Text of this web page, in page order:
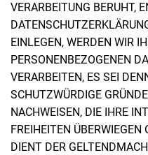
VERARBEITUNG BERUHT,
EINLEGEN, WERDEN WIR
PERSONENBEZOGENEN
VERARBEITEN, ES SEI
SCHUTZWÜRDIGE
NACHWEISEN, DIE IHRE
FREIHEITEN ÜBERWIEGEN
DIENT DER